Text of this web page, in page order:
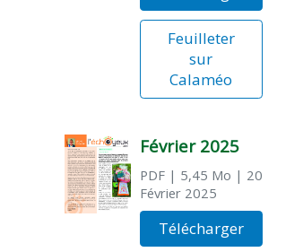
Feuilleter
sur
Calaméo
Février 2025
PDF| 5,45 Mo | 20
Février 2025
Télécharger